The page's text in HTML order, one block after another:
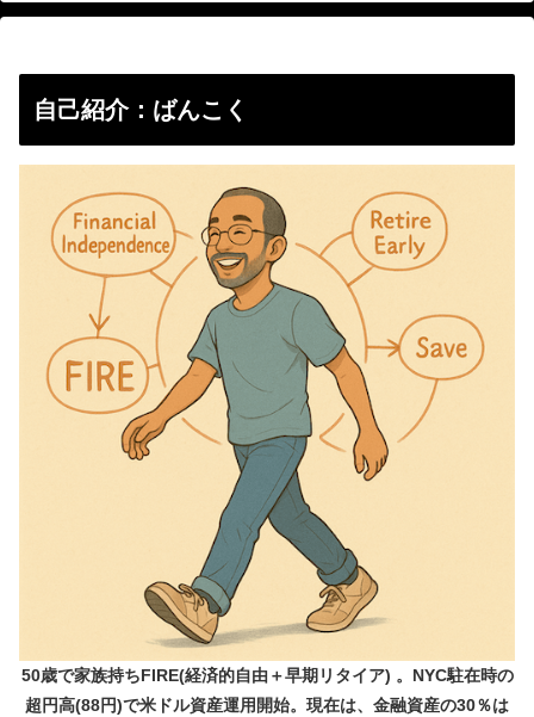
自己紹介：ばんこく
50歳で家族持ちFIRE(経済的自由＋早期リタイア) 。NYC駐在時の
超円高(88円)で米ドル資産運用開始。現在は、金融資産の30％は